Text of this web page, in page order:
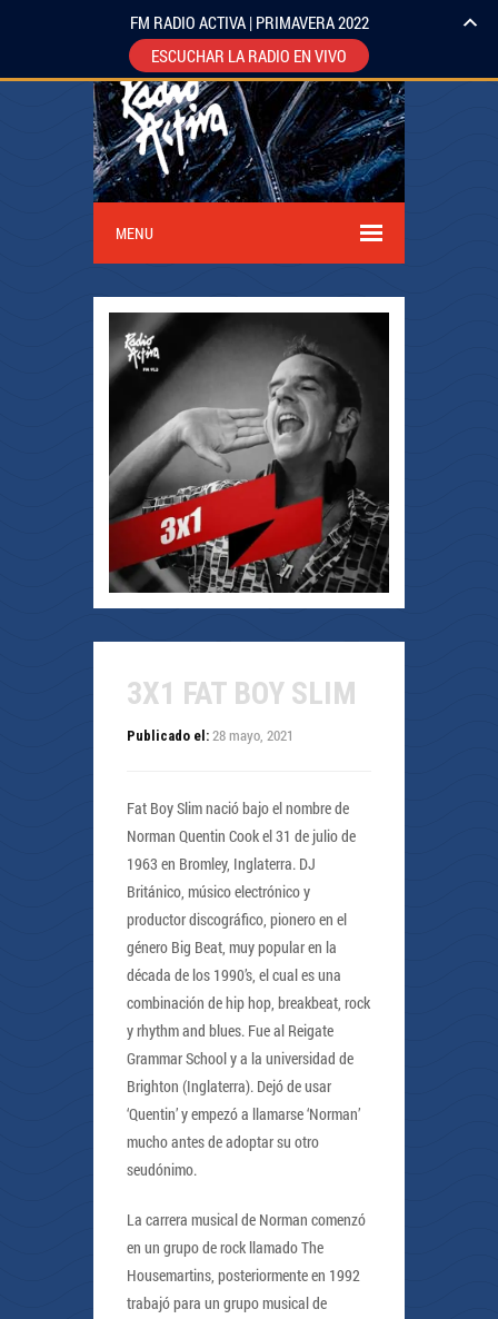
MENU
3X1 FAT BOY SLIM
Publicado el: 28 mayo, 2021
Fat Boy Slim nació bajo el nombre de
Norman Quentin Cook el 31 de julio de
1963 en Bromley, Inglaterra. DJ
Británico, músico electrónico y
productor discográfico, pionero en el
género Big Beat, muy popular en la
década de los 1990’s, el cual es una
combinación de hip hop, breakbeat, rock
y rhythm and blues. Fue al Reigate
Grammar School y a la universidad de
Brighton (Inglaterra). Dejó de usar
‘Quentin’ y empezó a llamarse ‘Norman’
mucho antes de adoptar su otro
seudónimo.
La carrera musical de Norman comenzó
en un grupo de rock llamado The
Housemartins, posteriormente en 1992
trabajó para un grupo musical de
FM RADIO ACTIVA | PRIMAVERA 2022
ESCUCHAR LA RADIO EN VIVO